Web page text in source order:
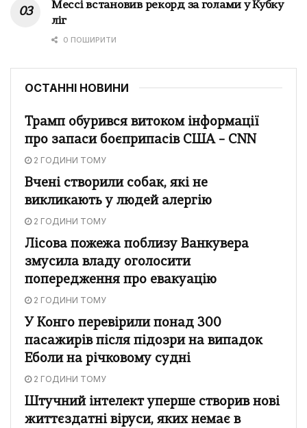
Мессі встановив рекорд за голами у Кубку
ліг
0 ПОШИРИТИ
ОСТАННІ НОВИНИ
Трамп обурився витоком інформації
про запаси боєприпасів США – CNN
2 ГОДИНИ ТОМУ
Вчені створили собак, які не
викликають у людей алергію
2 ГОДИНИ ТОМУ
Лісова пожежа поблизу Ванкувера
змусила владу оголосити
попередження про евакуацію
2 ГОДИНИ ТОМУ
У Конго перевірили понад 300
пасажирів після підозри на випадок
Еболи на річковому судні
2 ГОДИНИ ТОМУ
Штучний інтелект уперше створив нові
життєздатні віруси, яких немає в